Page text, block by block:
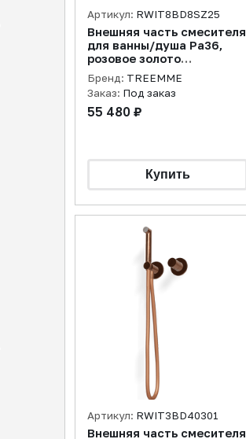
Артикул: RWIT8BD8SZ25
Внешняя часть смесителя
для ванны/душа Pa36,
розовое золото
брашированное
Бренд: TREEMME
Заказ: Под заказ
55 480 ₽
Артикул: RWIT3BD40301
Внешняя часть смесителя